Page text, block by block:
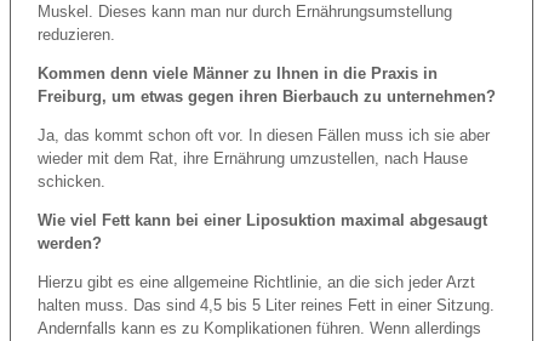
Muskel. Dieses kann man nur durch Ernährungsumstellung
reduzieren.
Kommen denn viele Männer zu Ihnen in die Praxis in
Freiburg, um etwas gegen ihren Bierbauch zu unternehmen?
Ja, das kommt schon oft vor. In diesen Fällen muss ich sie aber
wieder mit dem Rat, ihre Ernährung umzustellen, nach Hause
schicken.
Wie viel Fett kann bei einer Liposuktion maximal abgesaugt
werden?
Hierzu gibt es eine allgemeine Richtlinie, an die sich jeder Arzt
halten muss. Das sind 4,5 bis 5 Liter reines Fett in einer Sitzung.
Andernfalls kann es zu Komplikationen führen. Wenn allerdings